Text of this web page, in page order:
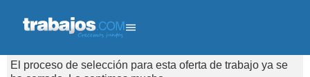
El proceso de selección para esta oferta de trabajo ya se